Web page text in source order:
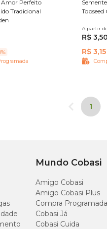
Amor Perfeito
Tradicional
Topseed
Único
A partir de
R$ 3,50
R$ 3,15
1
Mundo Cobasi
Amigo Cobasi
Amigo Cobasi Plus
Compra Programada
Cobasi Já
Cobasi Cuida